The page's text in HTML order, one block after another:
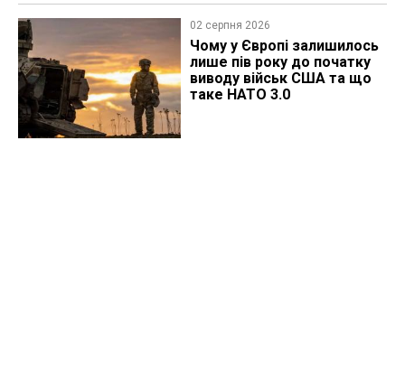
02 серпня 2026
Чому у Європі залишилось
лише пів року до початку
виводу військ США та що
таке НАТО 3.0